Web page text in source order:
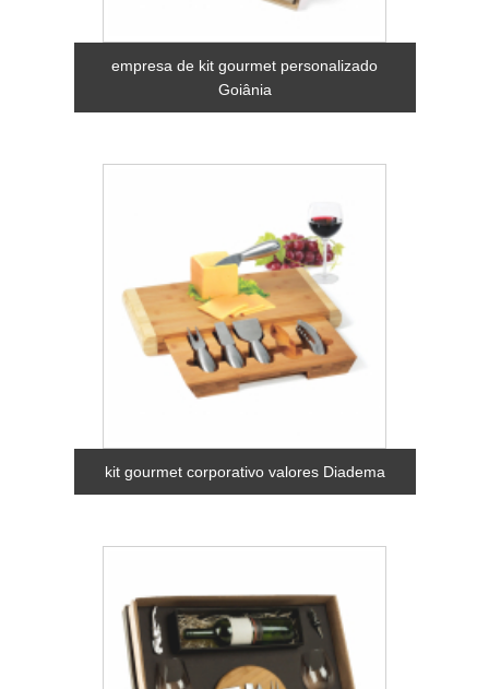
empresa de kit gourmet personalizado
Goiânia
kit gourmet corporativo valores Diadema